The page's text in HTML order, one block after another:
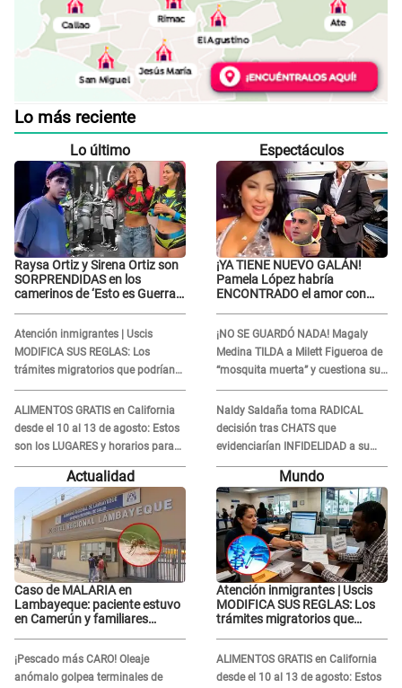
Lo más reciente
Lo último
Raysa Ortiz y Sirena Ortiz son
SORPRENDIDAS en los
camerinos de ‘Esto es Guerra’
Gabriel Moisés: “Gracias”
Atención inmigrantes | Uscis
MODIFICA SUS REGLAS: Los
trámites migratorios que podrían
necesitar tu prueba de ADN
ALIMENTOS GRATIS en California
desde el 10 al 13 de agosto: Estos
son los LUGARES y horarios para
recibir la ayuda
Espectáculos
¡YA TIENE NUEVO GALÁN!
Pamela López habría
ENCONTRADO el amor con
¡NO SE GUARDÓ NADA! Magaly
Medina TILDA a Milett Figueroa de
“mosquita muerta” y cuestiona su
RECONCILIACIÓN con Marcelo
Tinelli en TV argentina
Naldy Saldaña toma RADICAL
decisión tras CHATS que
evidenciarían INFIDELIDAD a su
novio con animador de 'La Bella
Luz': "Un día..."
Actualidad
Caso de MALARIA en
Lambayeque: paciente estuvo
en Camerún y familiares
¡Pescado más CARO! Oleaje
anómalo golpea terminales de
Mundo
Atención inmigrantes | Uscis
MODIFICA SUS REGLAS: Los
trámites migratorios que
ALIMENTOS GRATIS en California
desde el 10 al 13 de agosto: Estos